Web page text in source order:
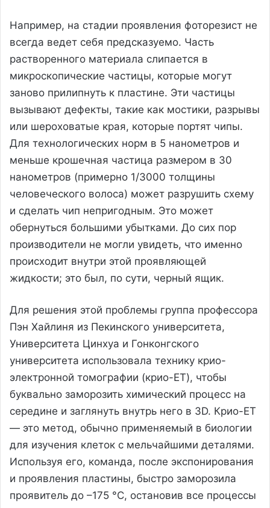
Например, на стадии проявления фоторезист не
всегда ведет себя предсказуемо. Часть
растворенного материала слипается в
микроскопические частицы, которые могут
заново прилипнуть к пластине. Эти частицы
вызывают дефекты, такие как мостики, разрывы
или шероховатые края, которые портят чипы.
Для технологических норм в 5 нанометров и
меньше крошечная частица размером в 30
нанометров (примерно 1/3000 толщины
человеческого волоса) может разрушить схему
и сделать чип непригодным. Это может
обернуться большими убытками. До сих пор
производители не могли увидеть, что именно
происходит внутри этой проявляющей
жидкости; это был, по сути, черный ящик.
Для решения этой проблемы группа профессора
Пэн Хайлиня из Пекинского университета,
Университета Цинхуа и Гонконгского
университета использовала технику крио-
электронной томографии (крио-ET), чтобы
буквально заморозить химический процесс на
середине и заглянуть внутрь него в 3D. Крио-ET
— это метод, обычно применяемый в биологии
для изучения клеток с мельчайшими деталями.
Используя его, команда, после экспонирования
и проявления пластины, быстро заморозила
проявитель до –175 °C, остановив все процессы